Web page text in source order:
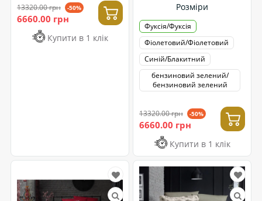
13320.00 грн -50%
6660.00 грн
Купити в 1 клік
Розміри
Фуксія/Фуксія
Фіолетовий/Фіолетовий
Синій/Блакитний
бензиновий зелений/
бензиновий зелений
13320.00 грн -50%
6660.00 грн
Купити в 1 клік